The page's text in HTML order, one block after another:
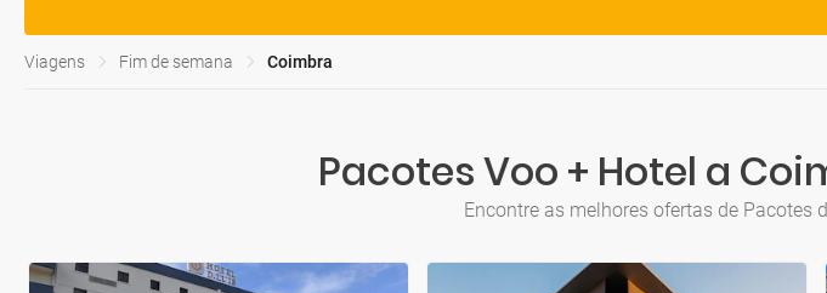
Viagens Fim de semana Coimbra
Pacotes Voo + Hotel a
Encontre as melhores ofertas de Pacotes